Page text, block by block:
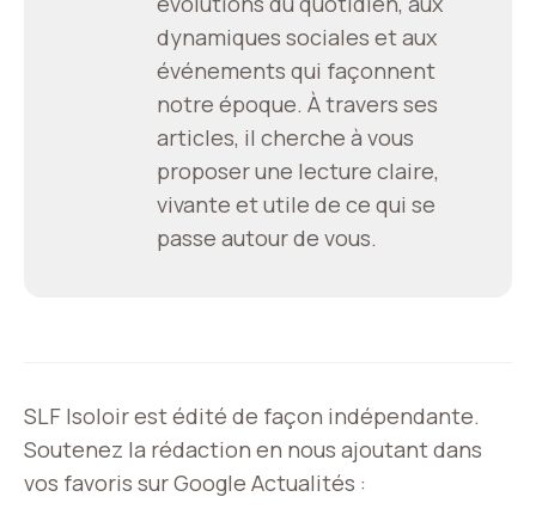
dynamiques sociales et aux
événements qui façonnent
notre époque. À travers ses
articles, il cherche à vous
proposer une lecture claire,
vivante et utile de ce qui se
passe autour de vous.
SLF Isoloir est édité de façon indépendante.
Soutenez la rédaction en nous ajoutant dans
vos favoris sur Google Actualités :